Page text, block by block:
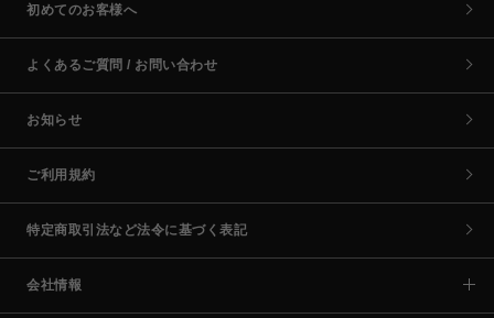
初めてのお客様へ
よくあるご質問 / お問い合わせ
お知らせ
ご利用規約
特定商取引法など法令に基づく表記
会社情報